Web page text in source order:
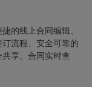
的线上合同编辑、
流程、安全可靠的
享、合同实时查